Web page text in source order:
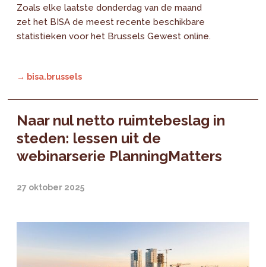
Zoals elke laatste donderdag van de maand
zet het BISA de meest recente beschikbare
statistieken voor het Brussels Gewest online.
→ bisa.brussels
Naar nul netto ruimtebeslag in
steden: lessen uit de
webinarserie PlanningMatters
27 oktober 2025